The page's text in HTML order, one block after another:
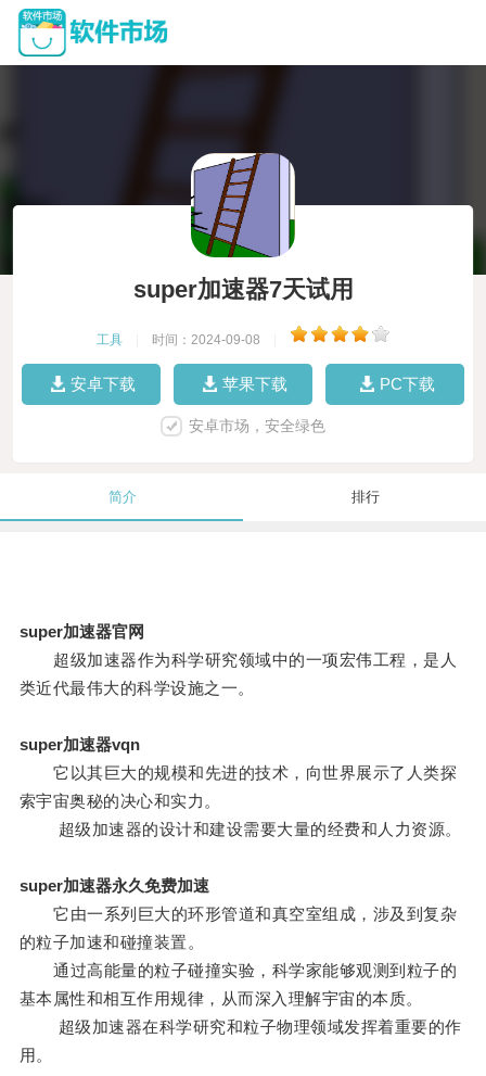
super加速器7天试用
工具 时间：2024-09-08
安卓下载 苹果下载 PC下载
安卓市场，安全绿色
简介 排行
super加速器官网
超级加速器作为科学研究领域中的一项宏伟工程，是人
类近代最伟大的科学设施之一。
super加速器vqn
它以其巨大的规模和先进的技术，向世界展示了人类探
索宇宙奥秘的决心和实力。
超级加速器的设计和建设需要大量的经费和人力资源。
super加速器永久免费加速
它由一系列巨大的环形管道和真空室组成，涉及到复杂
的粒子加速和碰撞装置。
通过高能量的粒子碰撞实验，科学家能够观测到粒子的
基本属性和相互作用规律，从而深入理解宇宙的本质。
超级加速器在科学研究和粒子物理领域发挥着重要的作
用。